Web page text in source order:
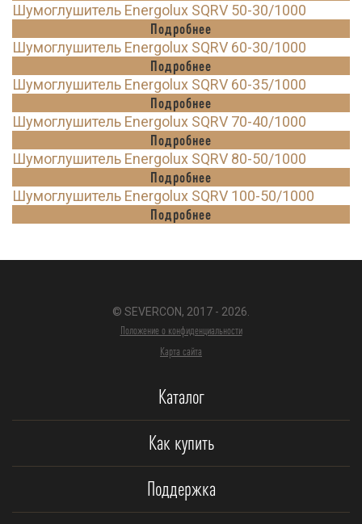
Шумоглушитель Energolux SQRV 50-30/1000
Подробнее
Шумоглушитель Energolux SQRV 60-30/1000
Подробнее
Шумоглушитель Energolux SQRV 60-35/1000
Подробнее
Шумоглушитель Energolux SQRV 70-40/1000
Подробнее
Шумоглушитель Energolux SQRV 80-50/1000
Подробнее
Шумоглушитель Energolux SQRV 100-50/1000
Подробнее
© SEVERCON, 2017 - 2026.
Положение о конфиденциальности
Карта сайта
Каталог
Как купить
Поддержка